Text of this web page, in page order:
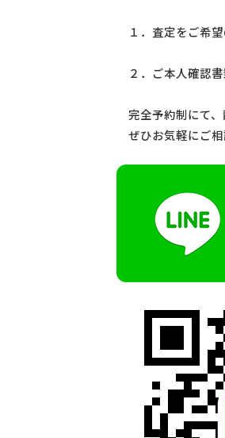
１．査定をご希
２．ご本人確認書
完全予約制にて、
ぜひお気軽にご相